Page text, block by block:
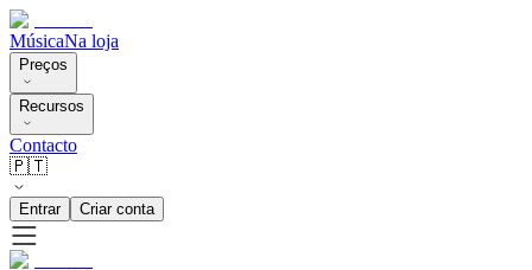
MúsicaNa loja
Preços
Recursos
Contacto
🇵🇹
Entrar Criar conta